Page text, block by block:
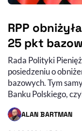
RPP
25 pkt
Rada Polityki
posiedzeniu o
bazowych. Tym
Banku Polskiego,
ALAN BARTMAN
- AUTOR ARTYKUŁU -